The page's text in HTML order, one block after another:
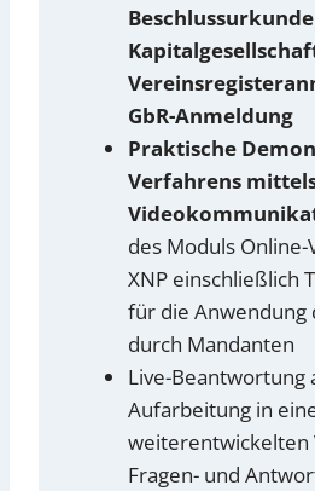
GbR-Anmeldung
Praktische
Verfahrens
des Moduls
XNP einschließlich
für die Anwendung
durch Mandanten
Live-Beantwortung
Aufarbeitung in
weiterentwickelten
Fragen- und